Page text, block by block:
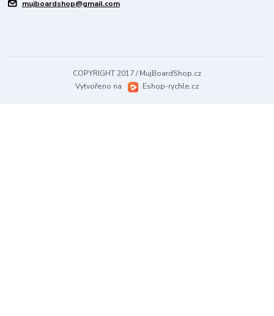
mujboardshop@gmail.com
COPYRIGHT 2017 / MujBoardShop.cz
Vytvořeno na
Eshop-rychle.cz